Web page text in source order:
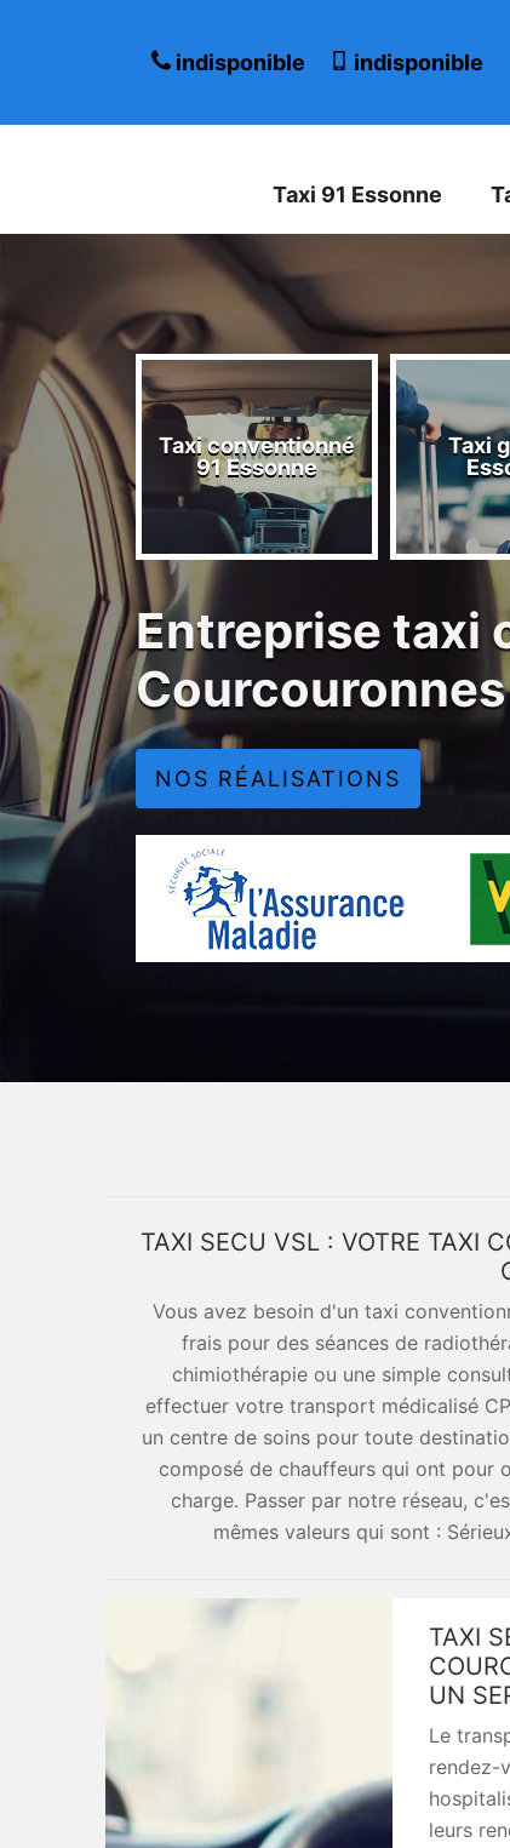
indisponible indisponible
Taxi 91 Essonne
Taxi conventionné
91 Essonne
Taxi
Entreprise taxi
NOS RÉALISATIONS
TAXI SECU VSL : VOTRE TAXI
Vous avez besoin d'un taxi
frais pour des séances de
chimiothérapie ou une simple
effectuer votre transport médicalisé
un centre de soins pour toute
composé de chauffeurs qui ont pour
charge. Passer par notre réseau,
mêmes valeurs qui sont :
TAXI
UN
Le
rendez-
leurs